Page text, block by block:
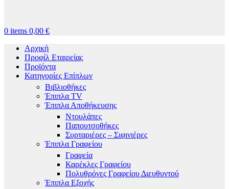
0 items 0,00 €
Αρχική
Προφίλ Εταιρείας
Προϊόντα
Κατηγορίες Επίπλων
Βιβλιοθήκες
Έπιπλα TV
Έπιπλα Αποθήκευσης
Ντουλάπες
Παπουτσοθήκες
Συρταριέρες – Σιφινιέρες
Έπιπλα Γραφείου
Γραφεία
Καρέκλες Γραφείου
Πολυθρόνες Γραφείου Διευθυντού
Έπιπλα Εξοχής